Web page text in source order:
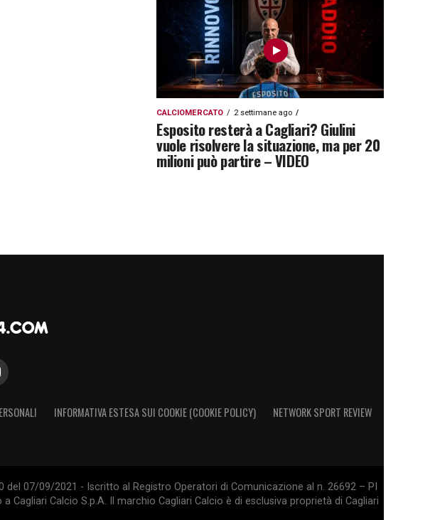
CALCIOMERCATO 2 settimane ago
Esposito resterà a Cagliari? Giulini
vuole risolvere la situazione, ma per 20
milioni può partire – VIDEO
INFORMATIVA ESTESA SUI COOKIE (COOKIE POLICY) NETWORK SPORT REVIEW
07/09/2021 - Iscritto al Registro Operatori di Comunicazione al n. 26692 – PI
Calcio S.p.A. Il marchio Cagliari Calcio è di esclusiva proprietà di Cagliari